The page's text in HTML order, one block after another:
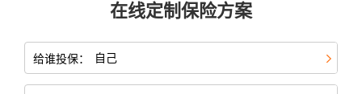
在线定制保险方案
给谁投保：